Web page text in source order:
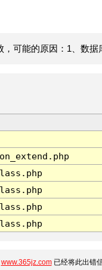
可能的原因：1、数据
www.365jz.com已经将此出错